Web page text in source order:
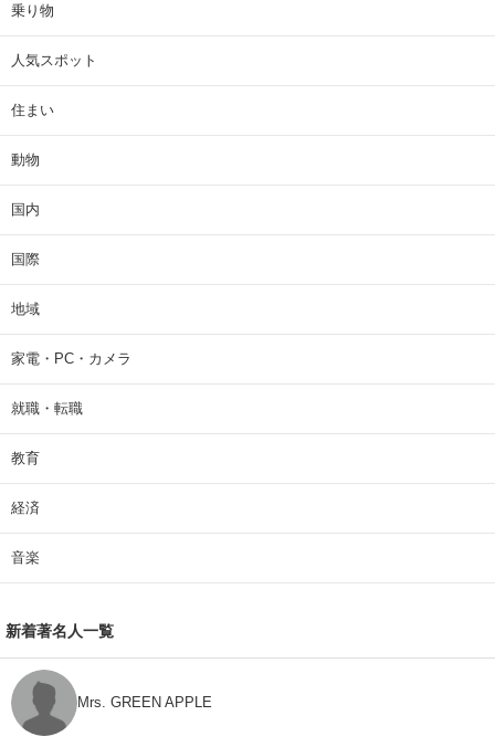
乗り物
人気スポット
住まい
動物
国内
国際
地域
家電・PC・カメラ
就職・転職
教育
経済
音楽
新着著名人一覧
Mrs. GREEN APPLE